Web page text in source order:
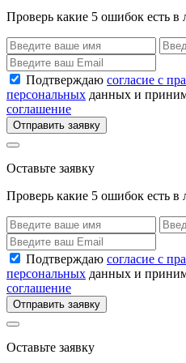
Проверь какие 5 ошибок есть в
Подтверждаю согласие с
персональных данных и
соглашение
Отправить заявку
Оставьте заявку
Проверь какие 5 ошибок есть
Подтверждаю согласие с
персональных данных и
соглашение
Отправить заявку
Оставьте заявку